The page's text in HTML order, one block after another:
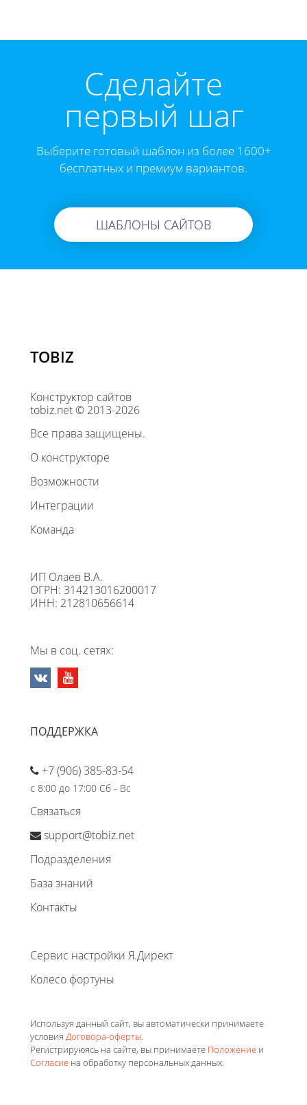
Cделайте
первый шаг
Выберите готовый шаблон из более 1600+
бесплатных и премиум вариантов.
ШАБЛОНЫ САЙТОВ
TOBIZ
Конструктор сайтов
tobiz.net © 2013-2026
Все права защищены.
О конструкторе
Возможности
Интеграции
Команда
ИП Олаев В.А.
ОГРН: 314213016200017
ИНН: 212810656614
Мы в соц. сетях:
ПОДДЕРЖКА
+7 (906) 385-83-54
с 8:00 до 17:00 Сб - Вс
Связаться
support@tobiz.net
Подразделения
База знаний
Контакты
Сервис настройки Я.Директ
Колесо фортуны
Используя данный сайт, вы автоматически принимаете
условия Договора-оферты.
Регистрируюясь на сайте, вы принимаете Положение и
Согласие на обработку персональных данных.